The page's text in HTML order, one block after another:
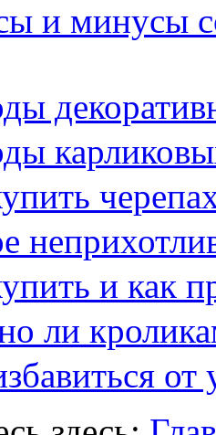
и минусы
и как
ли
от